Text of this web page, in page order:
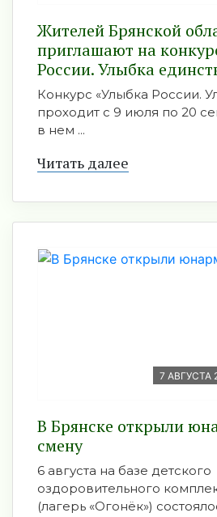
Жителей Брянской
приглашают на
России. Улыбка
Конкурс «Улыбка России.
проходит с 9 июля по 20
в нем ...
Читать далее
7 АВГУСТА
В Брянске открыли
смену
6 августа на базе детского
оздоровительного
(лагерь «Огонёк»)